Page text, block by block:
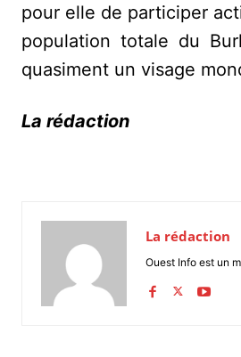
pour elle de participer
population totale du
quasiment un visage
La rédaction
La rédaction
Ouest Info est un